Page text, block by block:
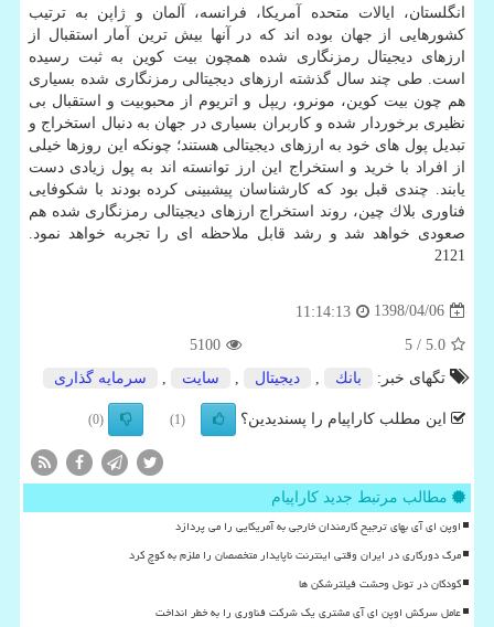
انگلستان، ایالات متحده آمریكا، فرانسه، آلمان و ژاپن به ترتیب
كشورهایی از جهان بوده اند كه در آنها بیش ترین آمار استقبال از
ارزهای دیجیتال رمزنگاری شده همچون بیت كوین به ثبت رسیده
است. طی چند سال گذشته ارزهای دیجیتالی رمزنگاری شده بسیاری
هم چون بیت كوین، مونرو، ریپل و اتریوم از محبوبیت و استقبال بی
نظیری برخوردار شده و كاربران بسیاری در جهان به دنبال استخراج و
تبدیل پول های خود به ارزهای دیجیتالی هستند؛ چونكه این روزها خیلی
از افراد با خرید و استخراج این ارز توانسته اند به پول زیادی دست
یابند. چندی قبل بود كه كارشناسان پیشبینی كرده بودند با شكوفایی
فناوری بلاك چین، روند استخراج ارزهای دیجیتالی رمزنگاری شده هم
صعودی خواهد شد و رشد قابل ملاحظه ای را تجربه خواهد نمود.
2121
1398/04/06
11:14:13
5.0
/ 5
5100
تگهای خبر:
بانك دیجیتال سایت سرمایه گذاری
این مطلب کاراپیام را پسندیدین؟ (1)
(0)
مطالب مرتبط جدید کاراپیام
اوپن ای آی بهای ترجیح کارمندان خارجی به آمریکایی را می پردازد
مرگ دورکاری در ایران وقتی اینترنت ناپایدار متخصصان را ملزم به کوچ کرد
کودکان در تونل وحشت فیلترشکن ها
عامل سرکش اوپن ای آی مشتری یک شرکت فناوری را به خطر انداخت